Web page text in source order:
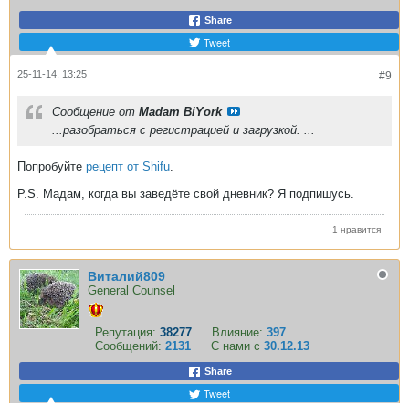
Share
Tweet
#9
25-11-14, 13:25
Сообщение от Madam BiYork
...разобраться с регистрацией и загрузкой. ...
Попробуйте рецепт от Shifu
P.S. Мадам, когда вы заведёте свой дневник? Я подпишусь.
1 нравится
Виталий809
General Counsel
Репутация: 38277 Влияние: 397
Сообщений: 2131 С нами с 30.12.13
Share
Tweet